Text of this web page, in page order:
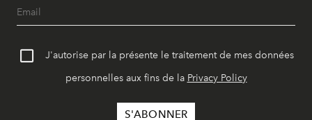
J'autorise par la présente le traitement de mes données
personnelles aux fins de la Privacy Policy